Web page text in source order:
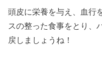
頭皮に栄養を与え、血行
スの整った食事をとり、
戻しましょうね！